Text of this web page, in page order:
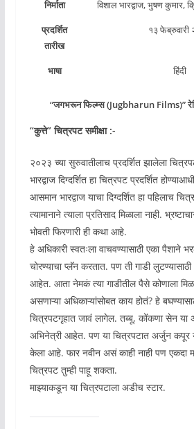
निर्माता
विशाल भारद्वाज, भुषण कुमार,
प्रदर्शित
तारीख
१३ फेब्रुवारी
भाषा हिंदी
“जगभरून फिल्म्स (Jugbharun Films)”
“कुत्ते” चित्रपट समीक्षा :-
२०२३ च्या सुरुवातीलाच प्रदर्शित झालेला
भारद्वाज दिग्दर्शित हा चित्रपट प्रदर्शित
आसमान भारद्वाज याचा दिग्दर्शित हा पहिलाच
त्यामानाने त्याला प्रतिसाद मिळाला नाही.
भोवती फिरणारी ही कथा आहे.
हे अधिकारी स्वतःला वाचवण्यासाठी एका पैशाने
चोरण्याचा प्लॅन करतात. पण ती गाडी
आहेत. आता नेमकं त्या गाडीतील पैसे कोणाला
असणाऱ्या अधिकाऱ्यांसोबत काय होतं? हे
चित्रपटगृहात जावं लागेल. तब्बू, कोंकणा सेन या
अभिनेत्री आहेत. पण या चित्रपटात अर्जुन कपूर
केला आहे. फार नवीन असं काही नाही पण एकदा
चित्रपट तुम्ही पाहू शकता.
माझ्याकडून या चित्रपटाला अडीच स्टार.